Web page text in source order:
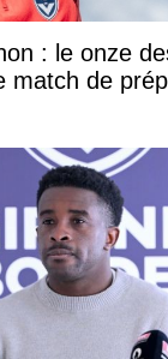
: le onze
match de